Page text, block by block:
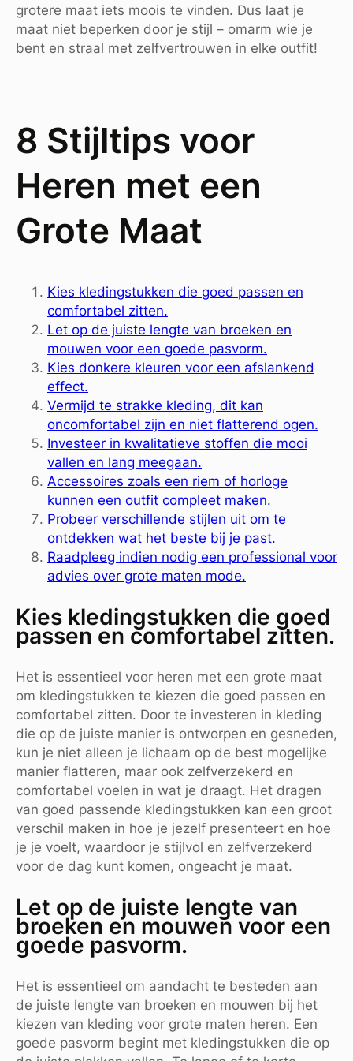
grotere maat iets moois te vinden. Dus laat je
maat niet beperken door je stijl – omarm wie je
bent en straal met zelfvertrouwen in elke outfit!
8 Stijltips voor
Heren met een
Grote Maat
Kies kledingstukken die goed passen en
comfortabel zitten.
Let op de juiste lengte van broeken en
mouwen voor een goede pasvorm.
Kies donkere kleuren voor een afslankend
effect.
Vermijd te strakke kleding, dit kan
oncomfortabel zijn en niet flatterend ogen.
Investeer in kwalitatieve stoffen die mooi
vallen en lang meegaan.
Accessoires zoals een riem of horloge
kunnen een outfit compleet maken.
Probeer verschillende stijlen uit om te
ontdekken wat het beste bij je past.
Raadpleeg indien nodig een professional voor
advies over grote maten mode.
Kies kledingstukken die goed
passen en comfortabel zitten.
Het is essentieel voor heren met een grote maat
om kledingstukken te kiezen die goed passen en
comfortabel zitten. Door te investeren in kleding
die op de juiste manier is ontworpen en gesneden,
kun je niet alleen je lichaam op de best mogelijke
manier flatteren, maar ook zelfverzekerd en
comfortabel voelen in wat je draagt. Het dragen
van goed passende kledingstukken kan een groot
verschil maken in hoe je jezelf presenteert en hoe
je je voelt, waardoor je stijlvol en zelfverzekerd
voor de dag kunt komen, ongeacht je maat.
Let op de juiste lengte van
broeken en mouwen voor een
goede pasvorm.
Het is essentieel om aandacht te besteden aan
de juiste lengte van broeken en mouwen bij het
kiezen van kleding voor grote maten heren. Een
goede pasvorm begint met kledingstukken die op